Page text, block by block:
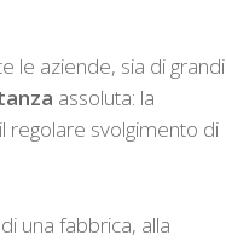
le aziende, sia di grandi
assoluta: la
regolare svolgimento di
una fabbrica, alla